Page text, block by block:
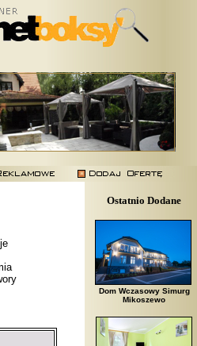
Ostatnio Dodane
Dom Wczasowy Simurg
Mikoszewo